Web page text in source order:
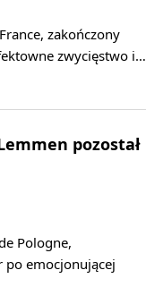
zakończony
zwycięstwo i…
pozostał
Pologne,
po emocjonującej